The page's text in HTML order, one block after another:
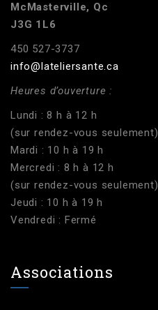
McMasterville, Qc
J3G 1L6
450 527-3737
info@lateliersante.ca
Heures d’ouverture :
Lundi : 8 h à 12 h
(sur rendez-vous seulement)
Mardi : 10 h à 19 h
Mercredi : 8 h à 12 h
(sur rendez-vous seulement)
Jeudi : 10 h à 19 h
Vendredi : Fermé
Associations